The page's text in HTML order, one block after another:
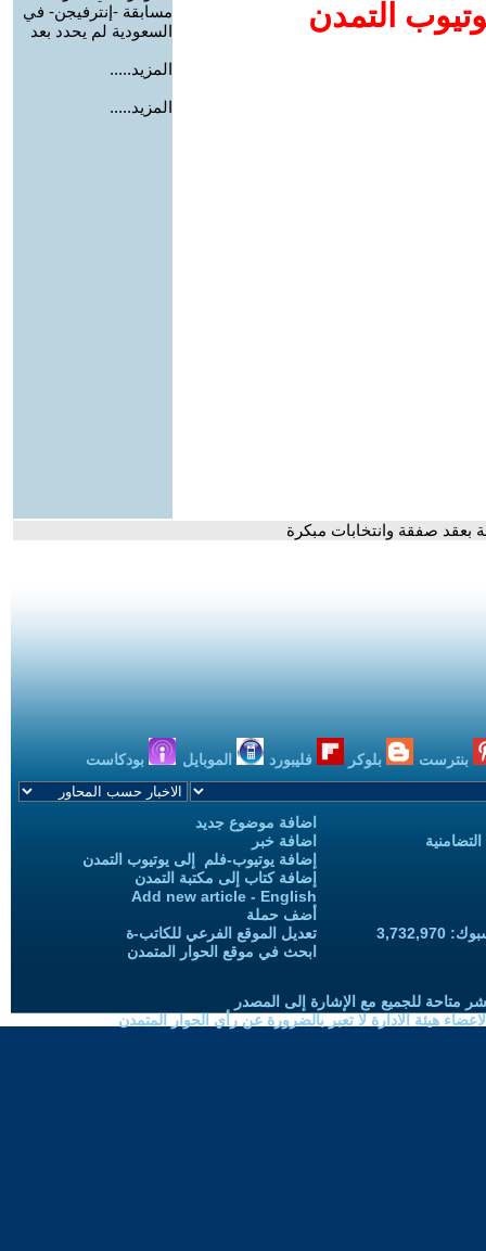
التمدن
مسابقة -إنترفيجن- في
السعودية لم يحدد بعد
المزيد.....
المزيد.....
بعقد صفقة وانتخابات مبكرة
بنترست بلوكر فليبورد الموبايل بودكاست
اضافة موضوع جديد
اضافة خبر
إضافة يوتيوب-فلم إلى يوتيوب التمدن
إضافة كتاب إلى مكتبة التمدن
Add new article - English
أضف حملة
تعديل الموقع الفرعي للكاتب-ة
ابحث في موقع الحوار المتمدن
متاحة للجميع مع الإشارة إلى المصدر
هيئة الادارة لا تعبر بالضرورة عن رأي الحوار المتمدن